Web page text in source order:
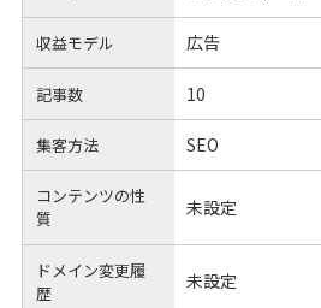
収益モデル 広告
記事数 10
集客方法 SEO
コンテンツの性
質
未設定
ドメイン変更履
歴
未設定